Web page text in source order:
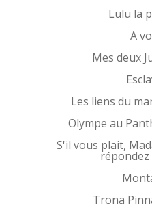
Lulu la
A
Mes deux
Les liens du
Olympe au
S'il vous plait,
répondez
Trona